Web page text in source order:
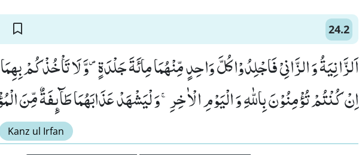
24.2
اَلزَّانِیَةُ وَ الزَّانِیْ فَاجْلِدُوْا كُلَّ وَاحِدٍ مِّنْهُمَا مِائَةَ جَلْدَةٍ۪-وَّ لَا تَاْخُذْكُمْ بِهِمَا
اِنْ كُنْتُمْ تُؤْمِنُوْنَ بِاللّٰهِ وَ الْیَوْمِ الْاٰخِرِۚ-وَ لْیَشْهَدْ عَذَابَهُمَا طَآىٕفَةٌ مِّنَ
Kanz ul Irfan